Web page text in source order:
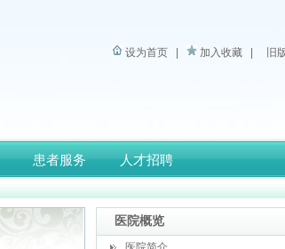
设为首页 加入收藏 旧
患者服务 人才招聘
医院概览